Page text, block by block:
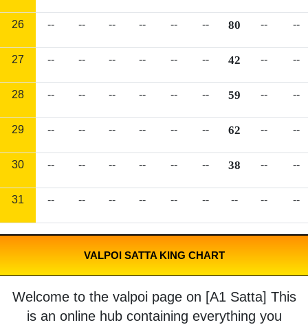
26 -- -- -- -- -- -- 80 -- --
27 -- -- -- -- -- -- 42 -- --
28 -- -- -- -- -- -- 59 -- --
29 -- -- -- -- -- -- 62 -- --
30 -- -- -- -- -- -- 38 -- --
31 -- -- -- -- -- -- -- -- --
VALPOI SATTA KING CHART
Welcome to the valpoi page on [A1 Satta] This
is an online hub containing everything you